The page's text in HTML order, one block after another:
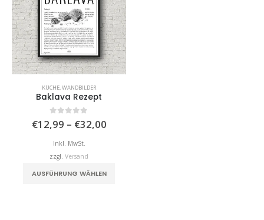
KÜCHE,WANDBILDER
Baklava Rezept
0von 5
€12,99 – €32,00Preisspanne:
Inkl. MwSt.
zzgl. Versand
AUSFÜHRUNG WÄHLEN